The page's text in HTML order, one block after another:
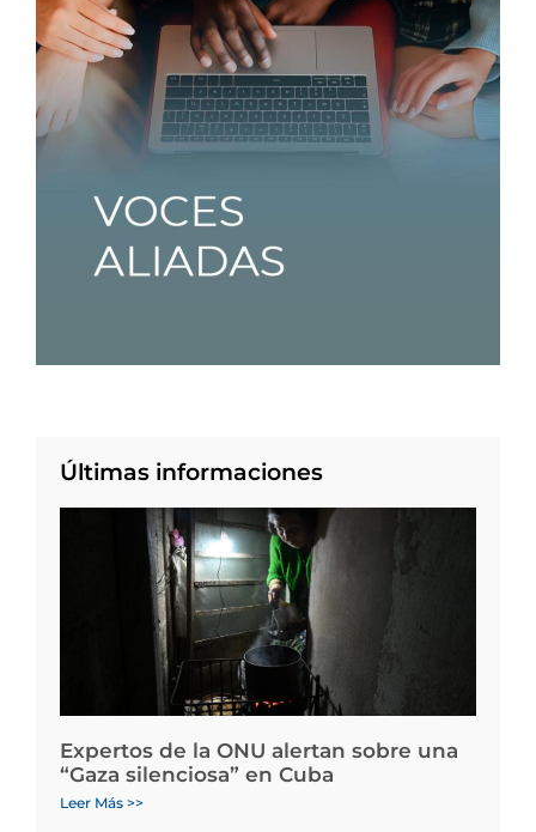
Últimas informaciones
Expertos de la ONU alertan sobre una
“Gaza silenciosa” en Cuba
Leer Más >>